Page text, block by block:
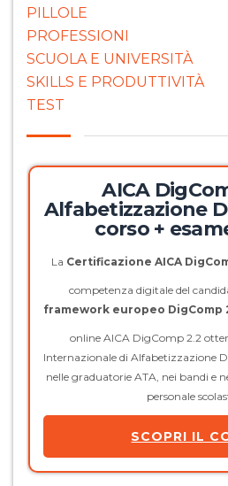
PILLOLE
PROFESSIONI
SCUOLA E UNIVERSITÀ
SKILLS E PRODUTTIVITÀ
TEST
AICA
Alfabetizzazione
corso +
La Certificazione AICA
competenza digitale del
framework europeo DigComp
online AICA DigComp 2.2
Internazionale di Alfabetizzazione
nelle graduatorie ATA, nei bandi e
personale
SCOPRI IL